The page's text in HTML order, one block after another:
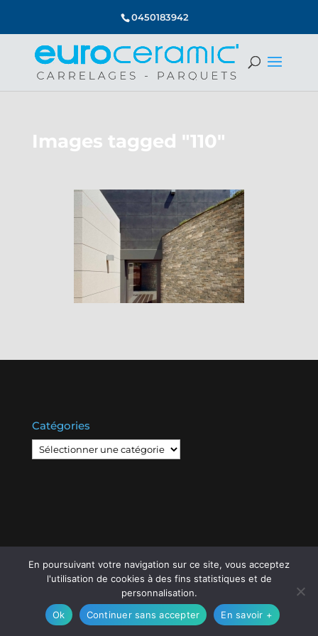
0450183942
Images tagged "110"
Catégories
Catégories
© Copyright8082020 -Les Entreprises Locales-
Mentions Légales – RGPD – Protection de la vie
privée – Gestion des cookies
En poursuivant votre navigation sur ce site, vous acceptez
l'utilisation de cookies à des fins statistiques et de
personnalisation.
Ok
Continuer sans accepter En savoir +